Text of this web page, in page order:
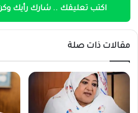
اكتب تعليقك .. شارك رأيك
مقالات ذات صلة